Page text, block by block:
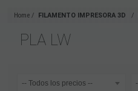
Home FILAMENTO IMPRESORA 3D
PLA LW